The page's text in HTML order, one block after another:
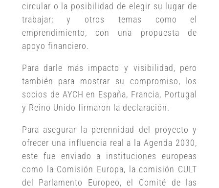
circular o la posibilidad de elegir su lugar de
trabajar; y otros temas como el
emprendimiento, con una propuesta de
apoyo financiero.
Para darle más impacto y visibilidad, pero
también para mostrar su compromiso, los
socios de AYCH en España, Francia, Portugal
y Reino Unido firmaron la declaración.
Para asegurar la perennidad del proyecto y
ofrecer una influencia real a la Agenda 2030,
este fue enviado a instituciones europeas
como la Comisión Europa, la comisión CULT
del Parlamento Europeo, el Comité de las